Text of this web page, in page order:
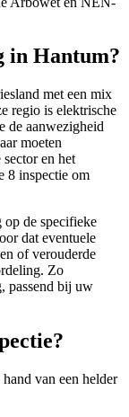
in Hantum?
met een mix
regio is elektrische
de aanwezigheid
moeten
en het
8 inspectie om
op de specifieke
dat eventuele
of verouderde
Zo
passend bij uw
van een helder